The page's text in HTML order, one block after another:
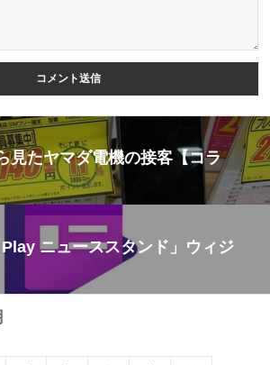
見たヤマダ電機の接客【コラ
ニューススタンド」ウィジ